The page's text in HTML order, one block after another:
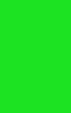
invadido